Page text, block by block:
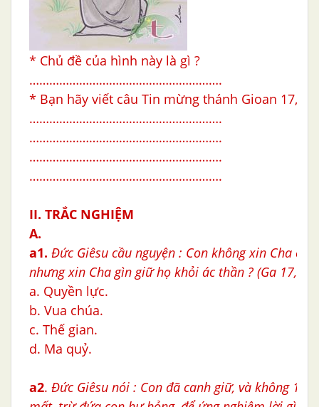
* Chủ đề của hình này là gì ?
………………………………………………….
* Bạn hãy viết câu Tin mừng thánh Gioan 17,15
………………………………………………….
………………………………………………….
………………………………………………….
………………………………………………….
II. TRẮC NGHIỆM
A.
a1. Đức Giêsu cầu nguyện : Con không xin Cha cất
nhưng xin Cha gìn giữ họ khỏi ác thần ? (Ga 17,15)
a. Quyền lực.
b. Vua chúa.
c. Thế gian.
d. Ma quỷ.
a2. Đức Giêsu nói : Con đã canh giữ, và không 1